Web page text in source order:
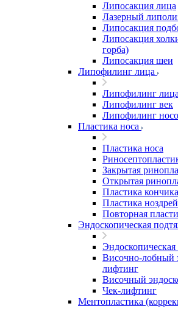
Липосакция лица
Лазерный
Липосакция
Липосакция
горба)
Липосакция шеи
Липофилинг лица
Липофилинг лица
Липофилинг век
Липофилинг
Пластика носа
Пластика носа
Закрытая
Открытая
Пластика
Пластика ноздрей
Повторная
Эндоскопическая
Височно-лобный
лифтинг
Височный
Чек-лифтинг
Ментопластика